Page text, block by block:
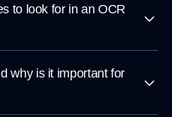
to look for in an OCR
why is it important for